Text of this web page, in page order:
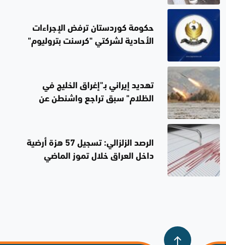
حكومة كوردستان ترفض الإجراءات
الأحادية لشركتي "كرسنت بتروليوم"
تهديد إيراني بـ"إغراق الخليج في
الظلام" سبق تراجع واشنطن عن
الرصد الزلزالي: تسجيل 57 هزة أرضية
داخل العراق خلال تموز الماضي